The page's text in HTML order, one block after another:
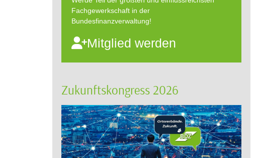
Fachgewerkschaft in der
Bundesfinanzverwaltung!
Mitglied werden
Zukunftskongress 2026